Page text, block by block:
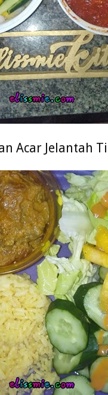
Acar Jelantah